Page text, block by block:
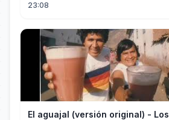
23:08
El aguajal (versión original) - Los